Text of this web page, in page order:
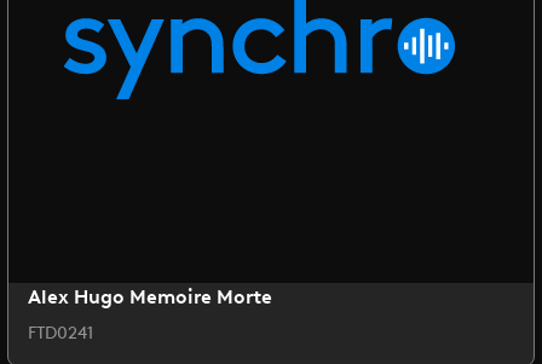
Alex Hugo Memoire Morte
FTD0241